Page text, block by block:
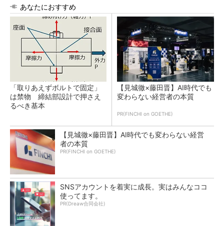
あなたにおすすめ
「取りあえずボルトで固定」
は禁物 締結部設計で押さえ
るべき基本
【見城徹×藤田晋】AI時代でも
変わらない経営者の本質
PR(FINCHI on GOETHE)
【見城徹×藤田晋】AI時代でも変わらない経営
者の本質
PR(FINCHI on GOETHE)
SNSアカウントを着実に成長。実はみんなココ
使ってます。
PR(Dreaw合同会社)